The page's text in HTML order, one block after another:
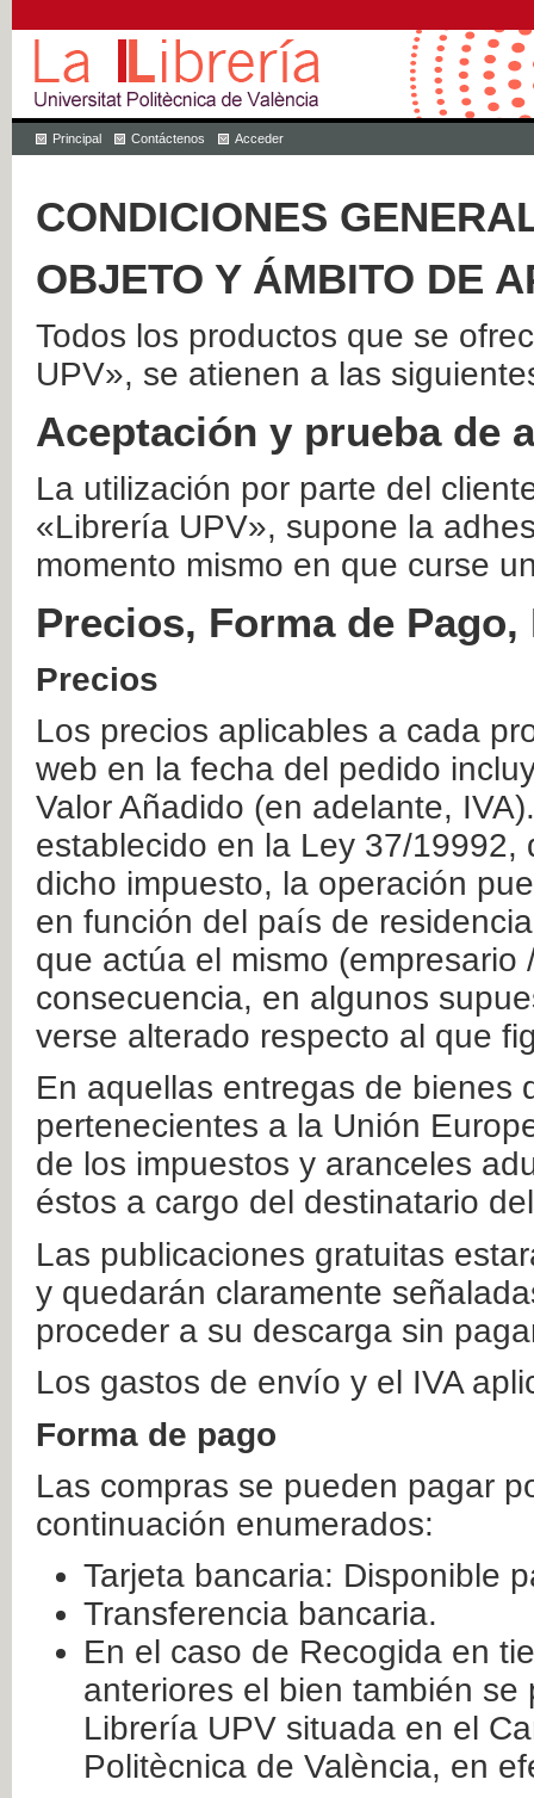
Principal Contáctenos Acceder
CONDICIONES
OBJETO Y ÁMBITO DE
Todos los productos que se
UPV», se atienen a las
Aceptación y prueba de
La utilización por parte del
«Librería UPV», supone la
momento mismo en que curse
Precios, Forma de
Precios
Los precios aplicables a cada
web en la fecha del pedido
Valor Añadido (en adelante,
establecido en la Ley 37/
dicho impuesto, la operación
en función del país de
que actúa el mismo
consecuencia, en algunos
verse alterado respecto al que
En aquellas entregas de bienes
pertenecientes a la Unión
de los impuestos y aranceles
éstos a cargo del destinatario
Las publicaciones gratuitas
y quedarán claramente
proceder a su descarga sin
Los gastos de envío y el IVA
Forma de pago
Las compras se pueden pagar
continuación enumerados:
Tarjeta bancaria: Disponible
Transferencia bancaria.
En el caso de Recogida en
anteriores el bien también
Librería UPV situada en el
Politècnica de València, en